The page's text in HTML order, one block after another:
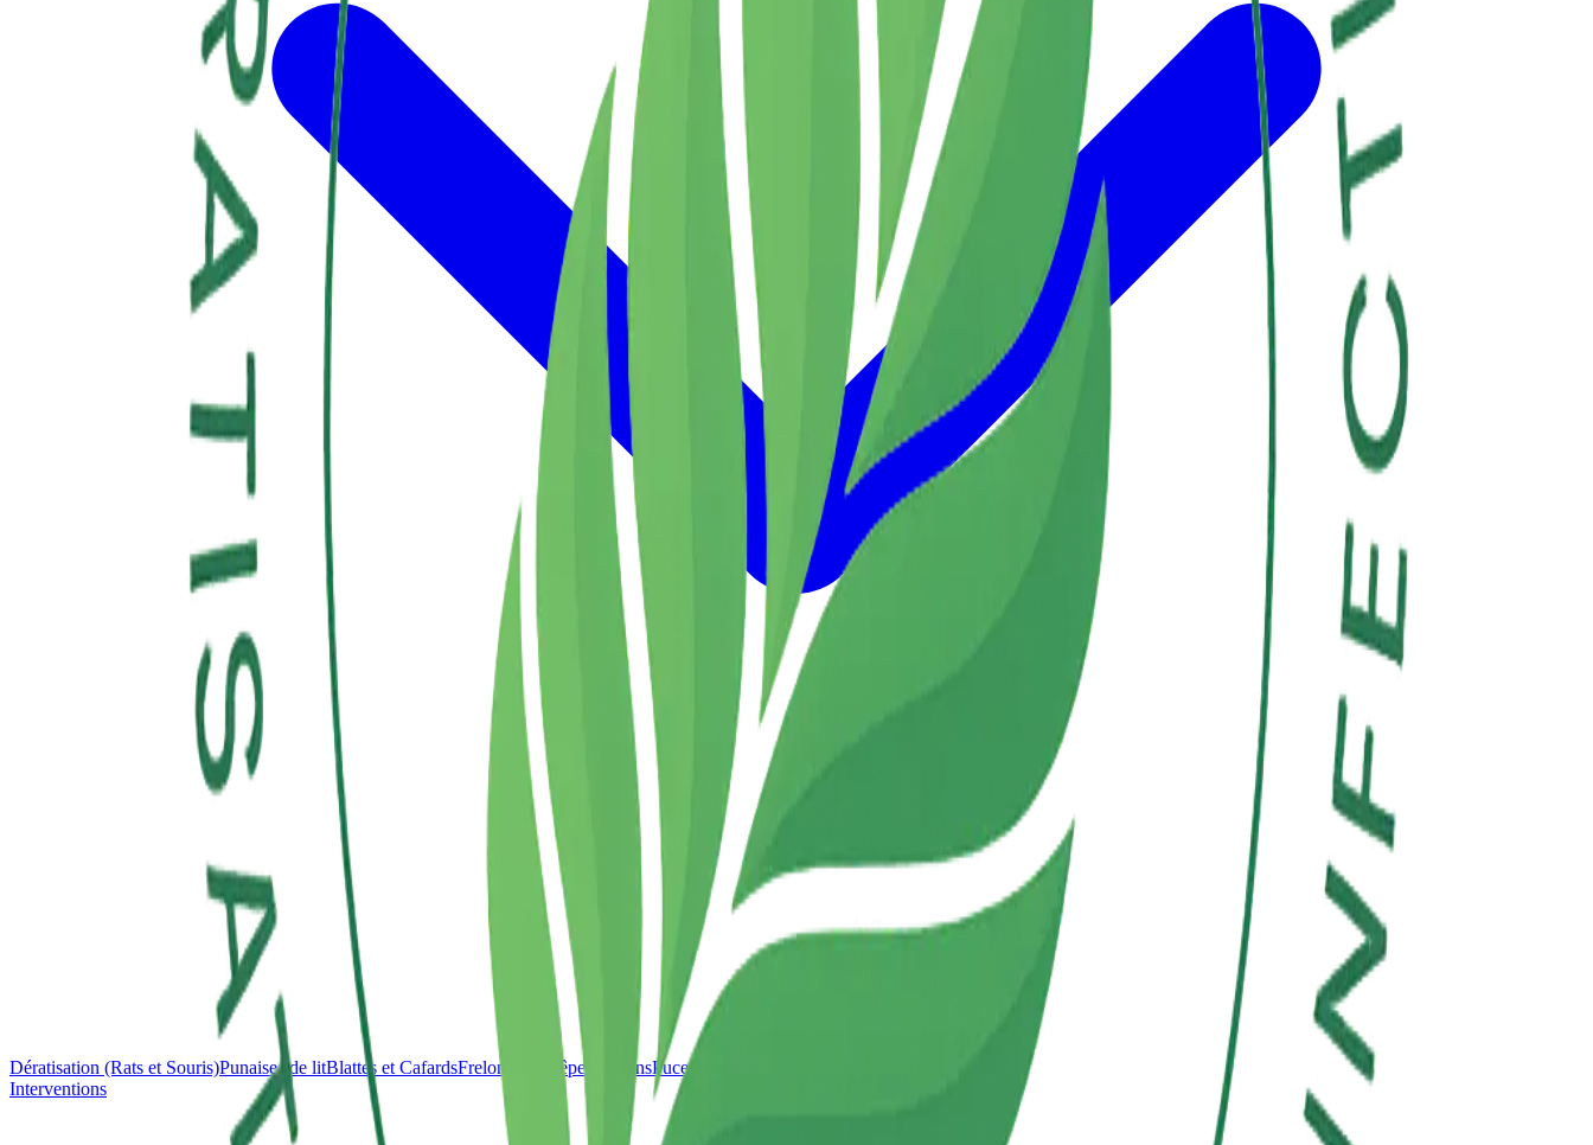
Dératisation (Rats et Souris)Punaises de litBlattes et CafardsFrelons et Guêpes PigeonsPuces
Interventions